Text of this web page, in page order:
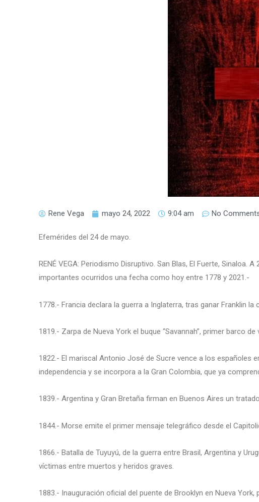
Rene Vega mayo 24, 2022 9:04 am No
Efemérides del 24 de mayo.
RENÉ VEGA: Periodismo Disruptivo. San Blas, El Fuerte, Sinaloa.
importantes ocurridos una fecha como hoy entre 1778 y 2021.-
1778.- Francia declara la guerra a Inglaterra, tras ganar Franklin
1819.- Zarpa de Nueva York el buque “Savannah”, primer barco
1822.- El mariscal Antonio José de Sucre vence a los españoles
independencia y se incorpora a la Gran Colombia, que ya
1839.- Argentina y Gran Bretaña firman en Buenos Aires un
1844.- Morse emite el primer mensaje telegráfico desde el
1866.- Batalla de Tuyuyú, de la guerra entre Brasil, Argentina y
víctimas entre muertos y heridos graves.
1883.- Inauguración oficial del puente de Brooklyn en Nueva